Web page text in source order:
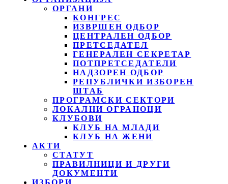
ОРГАНИ
КОНГРЕС
ИЗВРШЕН ОДБОР
ЦЕНТРАЛЕН ОДБОР
ПРЕТСЕДАТЕЛ
ГЕНЕРАЛЕН СЕКРЕТАР
ПОТПРЕТСЕДАТЕЛИ
НАДЗОРЕН ОДБОР
РЕПУБЛИЧКИ ИЗБОРЕН
ШТАБ
ПРОГРАМСКИ СЕКТОРИ
ЛОКАЛНИ ОГРАНОЦИ
КЛУБОВИ
КЛУБ НА МЛАДИ
КЛУБ НА ЖЕНИ
АКТИ
СТАТУТ
ПРАВИЛНИЦИ И ДРУГИ
ДОКУМЕНТИ
ИЗБОРИ